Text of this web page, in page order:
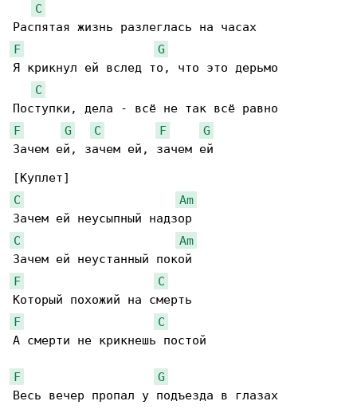
C
F
G
Я крикнул ей вслед то, что это дерьмо
C
F
G C F
G
Зачем ей, зачем ей, зачем ей
C
Am
C
Am
F
C
F
C
А смерти не крикнешь постой
F
G
Весь вечер пропал у подъезда в глазах